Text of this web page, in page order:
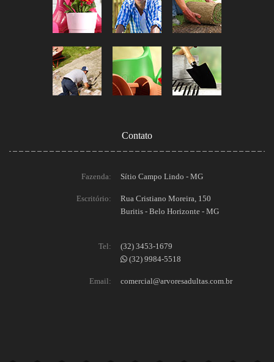
Contato
Fazenda: Sítio Campo Lindo - MG
Escritório:
Rua Cristiano Moreira, 150
Buritis - Belo Horizonte - MG
Tel:
(32) 3453-1679
(32) 9984-5518
Email: comercial@arvoresadultas.com.br